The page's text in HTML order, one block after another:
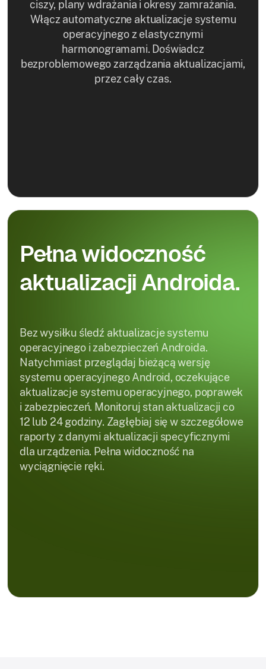
ciszy, plany wdrażania i okresy zamrażania.
Włącz automatyczne aktualizacje systemu
operacyjnego z elastycznymi
harmonogramami. Doświadcz
bezproblemowego zarządzania aktualizacjami,
przez cały czas.
Pełna widoczność
aktualizacji Androida.
Bez wysiłku śledź aktualizacje systemu
operacyjnego i zabezpieczeń Androida.
Natychmiast przeglądaj bieżącą wersję
systemu operacyjnego Android, oczekujące
aktualizacje systemu operacyjnego, poprawek
i zabezpieczeń. Monitoruj stan aktualizacji co
12 lub 24 godziny. Zagłębiaj się w szczegółowe
raporty z danymi aktualizacji specyficznymi
dla urządzenia. Pełna widoczność na
wyciągnięcie ręki.